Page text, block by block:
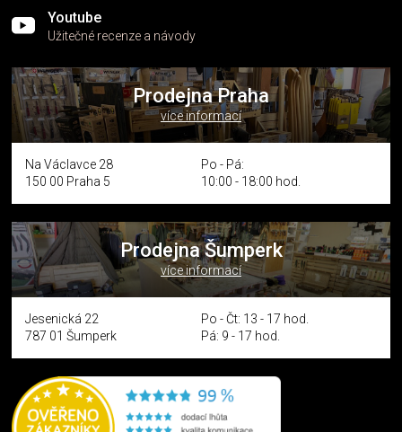
Youtube
Užitečné recenze a návody
Prodejna Praha
více informací
Na Václavce 28
150 00 Praha 5
Po - Pá:
10:00 - 18:00 hod.
Prodejna Šumperk
více informací
Jesenická 22
787 01 Šumperk
Po - Čt: 13 - 17 hod.
Pá: 9 - 17 hod.